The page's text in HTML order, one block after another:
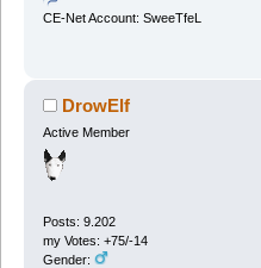
CE-Net Account: SweeTfeL
DrowElf
Active Member
Posts: 9.202
my Votes: +75/-14
Gender: